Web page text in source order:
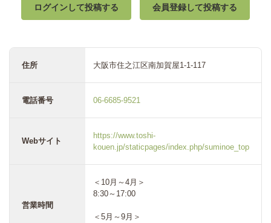
ログインして投稿する 会員登録して投稿する
住所 大阪市住之江区南加賀屋1-1-117
電話番号 06-6685-9521
Webサイト
https://www.toshi-
kouen.jp/staticpages/index.php/suminoe_top
営業時間
＜10月～4月＞
8:30～17:00
＜5月～9月＞